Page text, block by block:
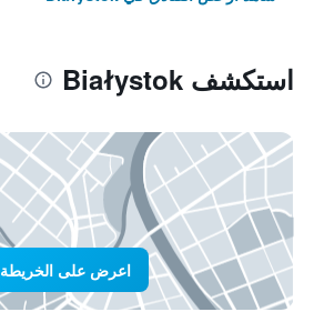
استكشف Białystok
اعرض على الخريطة